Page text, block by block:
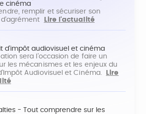
cinéma
remplir et sécuriser son
d'agrément
Lire l'actualité
d'impôt audiovisuel et cinéma
sera l'occasion de faire un
les mécanismes et les enjeux du
Audiovisuel et Cinéma.
Lire
- Tout comprendre sur les